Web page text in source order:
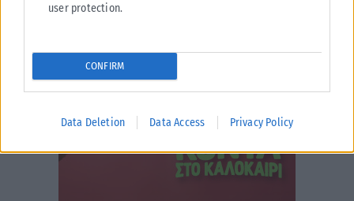
user protection.
CONFIRM
Data Deletion Data Access Privacy Policy